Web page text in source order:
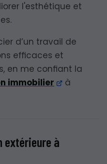
l'esthétique et
d’un travail de
efficaces et
en me confiant la
immobilier
à
extérieure à